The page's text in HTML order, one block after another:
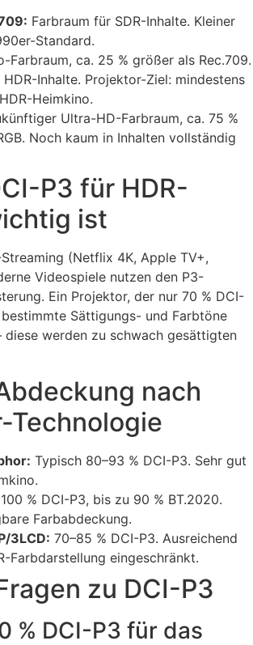
Farbraum für SDR-Inhalte. Kleiner
Standard.
Farbraum, ca. 25 % größer als Rec.709.
Inhalte. Projektor-Ziel: mindestens
Heimkino.
Ultra-HD-Farbraum, ca. 75 %
Noch kaum in Inhalten vollständig
P3 für HDR-
ist
(Netflix 4K, Apple TV+,
Videospiele nutzen den P3-
Ein Projektor, der nur 70 % DCI-
Sättigungs- und Farbtöne
werden zu schwach gesättigten
nach
Technologie
Typisch 80–93 % DCI-P3. Sehr gut
100 % DCI-P3, bis zu 90 % BT.2020.
Farbabdeckung.
3LCD: 70–85 % DCI-P3. Ausreichend
Farbdarstellung eingeschränkt.
zu DCI-P3
% DCI-P3 für das